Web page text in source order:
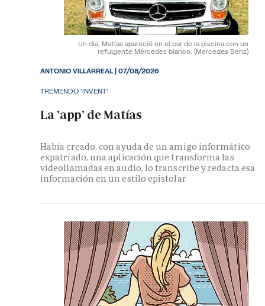
Un día, Matías apareció en el bar de la piscina con un
refulgente Mercedes blanco. (Mercedes Benz)
TREMENDO 'INVENT'
La 'app' de Matías
Había creado, con ayuda de un amigo informático
expatriado, una aplicación que transforma las
videollamadas en audio, lo transcribe y redacta esa
información en un estilo epistolar
ANTONIO VILLARREAL|07/08/2026